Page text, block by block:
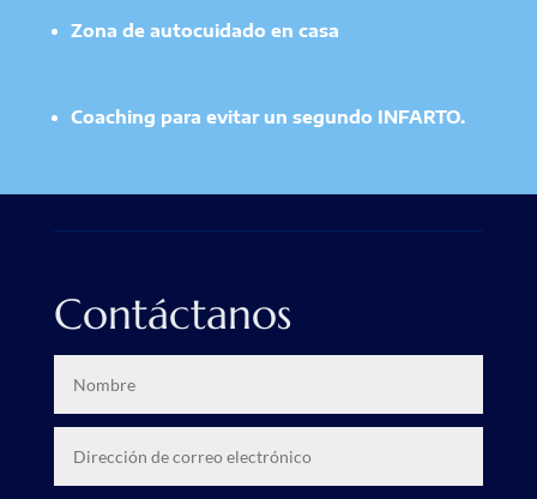
Zona de autocuidado en casa
Coaching para evitar un segundo INFARTO.
Contáctanos